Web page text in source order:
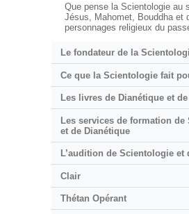
Que pense la Scientologie au
Jésus, Mahomet, Bouddha et
personnages religieux du
Le fondateur de la
Ce que la Scientologie fait
Les livres de Dianétique et
Les services de formation
et de Dianétique
L’audition de Scientologie et
Clair
Thétan Opérant